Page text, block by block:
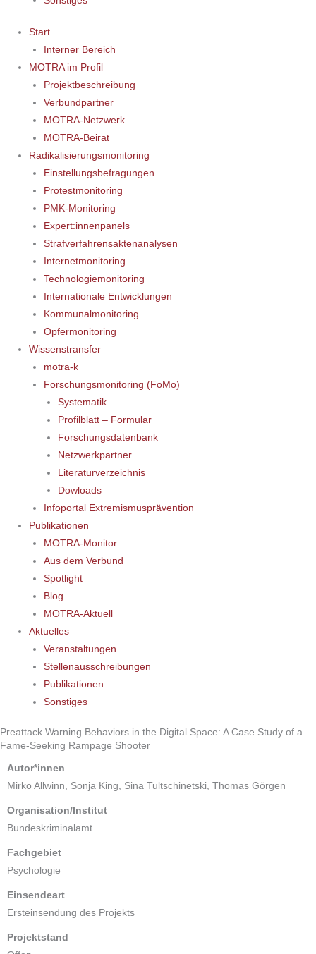
Start
Interner Bereich
MOTRA im Profil
Projektbeschreibung
Verbundpartner
MOTRA-Netzwerk
MOTRA-Beirat
Radikalisierungsmonitoring
Einstellungsbefragungen
Protestmonitoring
PMK-Monitoring
Expert:innenpanels
Strafverfahrensaktenanalysen
Internetmonitoring
Technologiemonitoring
Internationale Entwicklungen
Kommunalmonitoring
Opfermonitoring
Wissenstransfer
motra-k
Forschungsmonitoring (FoMo)
Systematik
Profilblatt – Formular
Forschungsdatenbank
Netzwerkpartner
Literaturverzeichnis
Dowloads
Infoportal Extremismusprävention
Publikationen
MOTRA-Monitor
Aus dem Verbund
Spotlight
Blog
MOTRA-Aktuell
Aktuelles
Veranstaltungen
Stellenausschreibungen
Publikationen
Sonstiges
Preattack Warning Behaviors in the Digital Space: A Case Study of a
Fame-Seeking Rampage Shooter
Autor*innen
Mirko Allwinn, Sonja King, Sina Tultschinetski, Thomas Görgen
Organisation/Institut
Bundeskriminalamt
Fachgebiet
Psychologie
Einsendeart
Ersteinsendung des Projekts
Projektstand